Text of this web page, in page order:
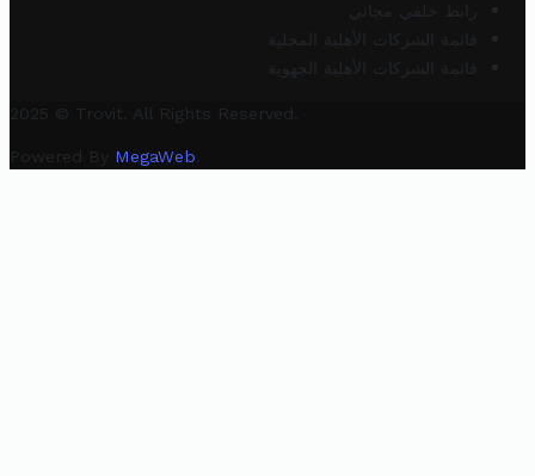
رابط خلفي مجاني
قائمة الشركات الأهلية المحلية
قائمة الشركات الأهلية الجهوية
2025 © Trovit. All Rights Reserved.
Powered By MegaWeb